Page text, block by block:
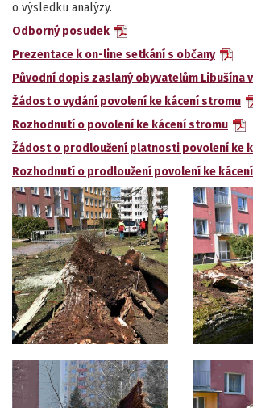
o výsledku analýzy.
Odborný posudek
Prezentace k on-line setkání s občany
Původní dopis zaslaný obyvatelům Libušína
Žádost o vydání povolení ke kácení stromu
Rozhodnutí o povolení ke kácení stromu
Žádost o prodloužení platnosti povolení ke
Rozhodnutí o prodloužení povolení ke